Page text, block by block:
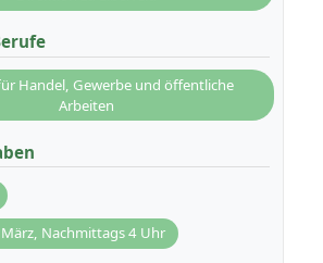
Handel, Gewerbe und öffentliche
Arbeiten
Nachmittags 4 Uhr